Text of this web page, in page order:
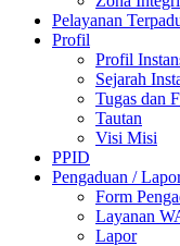
Pelayanan
Profil
Profil
Sejarah
Tugas dan
Tautan
Visi Misi
PPID
Pengaduan /
Form
Layanan
Lapor